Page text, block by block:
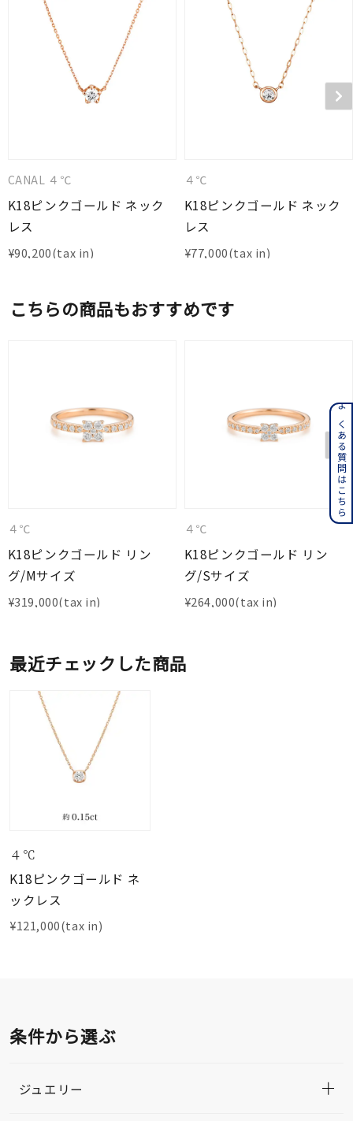
CANAL ４℃
K18ピンクゴールド ネック
レス
¥90,200
４℃
K18ピンクゴールド ネック
レス
¥77,000
こちらの商品もおすすめです
４℃
K18ピンクゴールド リン
グ/Mサイズ
¥319,000
４℃
K18ピンクゴールド リン
グ/Sサイズ
¥264,000
最近チェックした商品
４℃
K18ピンクゴールド ネ
ックレス
¥121,000(tax in)
条件から選ぶ
ジュエリー
よくある質問はこちら